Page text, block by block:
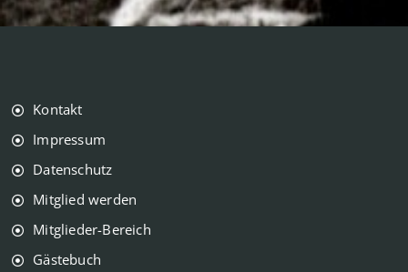
Kontakt
Impressum
Datenschutz
Mitglied werden
Mitglieder-Bereich
Gästebuch